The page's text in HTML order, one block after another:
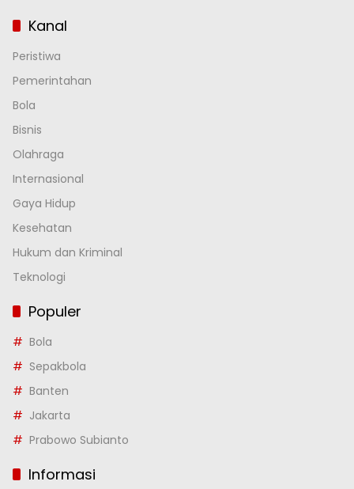
Kanal
Peristiwa
Pemerintahan
Bola
Bisnis
Olahraga
Internasional
Gaya Hidup
Kesehatan
Hukum dan Kriminal
Teknologi
Populer
Bola
Sepakbola
Banten
Jakarta
Prabowo Subianto
Informasi